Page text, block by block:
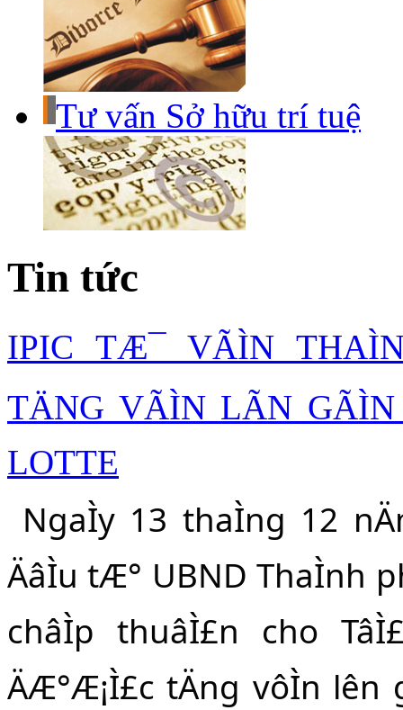
Tư vấn Sở hữu trí tuệ
Tin tức
IPIC TÆ¯ VÃÌN
TÄNG VÃÌN LÃN
LOTTE
NgaÌy 13 thaÌng 12
ÄâÌu tÆ° UBND ThaÌnh
châÌp thuâÌ£n cho
ÄÆ°Æ¡Ì£c tÄng vôÌn lên